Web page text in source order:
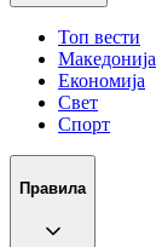
Топ вести
Македонија
Економија
Свет
Спорт
Правила